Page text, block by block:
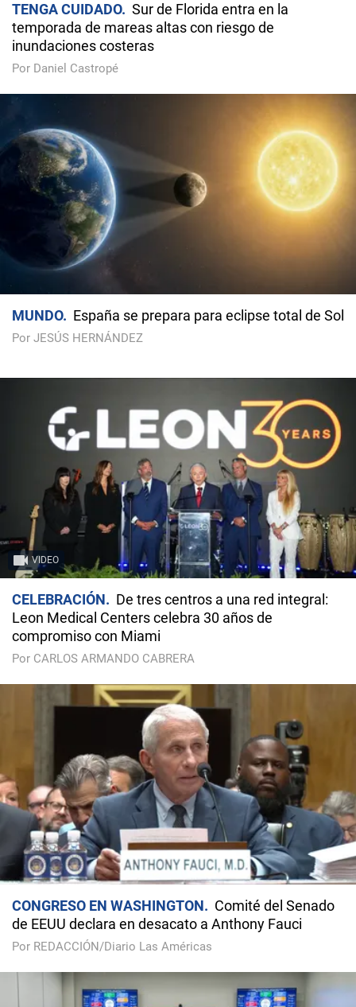
TENGA CUIDADO
Sur de Florida entra en la
temporada de mareas altas con riesgo de
inundaciones costeras
Por Daniel Castropé
MUNDO España se prepara para eclipse total de Sol
Por JESÚS HERNÁNDEZ
VIDEO
CELEBRACIÓN
De tres centros a una red integral:
Leon Medical Centers celebra 30 años de
compromiso con Miami
Por CARLOS ARMANDO CABRERA
CONGRESO EN WASHINGTON
Comité del Senado
de EEUU declara en desacato a Anthony Fauci
Por REDACCIÓN/Diario Las Américas